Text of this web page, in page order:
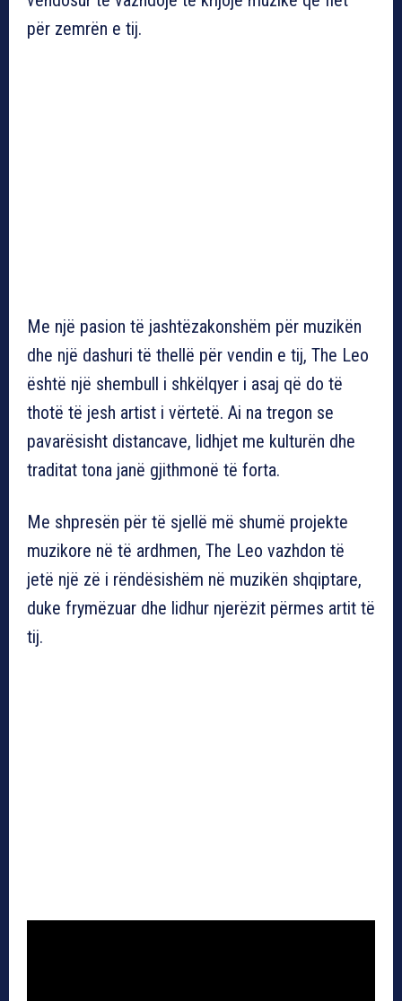
për zemrën e tij.
Me një pasion të jashtëzakonshëm për muzikën
dhe një dashuri të thellë për vendin e tij, The Leo
është një shembull i shkëlqyer i asaj që do të
thotë të jesh artist i vërtetë. Ai na tregon se
pavarësisht distancave, lidhjet me kulturën dhe
traditat tona janë gjithmonë të forta.
Me shpresën për të sjellë më shumë projekte
muzikore në të ardhmen, The Leo vazhdon të
jetë një zë i rëndësishëm në muzikën shqiptare,
duke frymëzuar dhe lidhur njerëzit përmes artit të
tij.